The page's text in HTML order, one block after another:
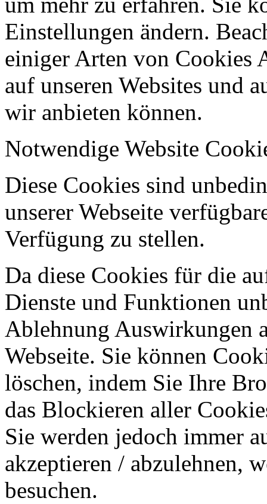
Einstellungen ändern.
einiger Arten von Cookies
auf unseren Websites und
wir anbieten können.
Notwendige Website
Diese Cookies sind
unserer Webseite
Verfügung zu stellen.
Da diese Cookies für die
Dienste und Funktionen
Ablehnung Auswirkungen
Webseite. Sie können
löschen, indem Sie Ihre
das Blockieren aller
Sie werden jedoch immer
akzeptieren / abzulehnen,
besuchen.